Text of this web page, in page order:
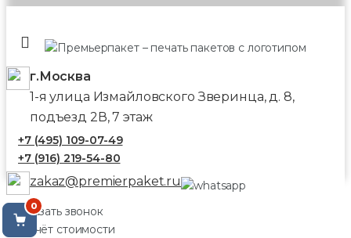
г.Москва
1-я улица Измайловского Зверинца, д. 8,
подъезд 2В, 7 этаж
+7 (495) 109-07-49
+7 (916) 219-54-80
zakaz@premierpaket.ru
Заказать звонок
Расчёт стоимости
0